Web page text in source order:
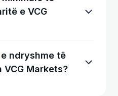
e VCG
ndryshme të
Markets?